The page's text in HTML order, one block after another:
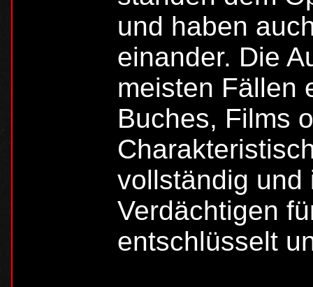
und haben
einander. Die
meisten Fällen
Buches, Films
vollständig und
Verdächtigen
entschlüsselt